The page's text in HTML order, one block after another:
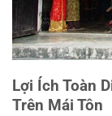
Lợi Ích Toàn
Trên Mái Tôn